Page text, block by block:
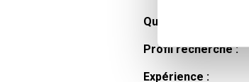
Qualifications et
Profil recherché :
Expérience :